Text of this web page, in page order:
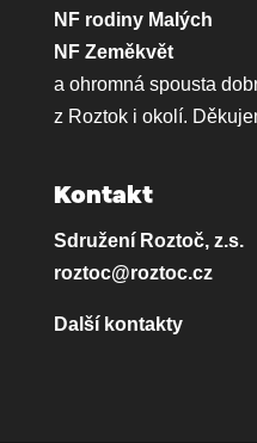
NF rodiny Malých
NF Zeměkvět
a ohromná spousta
z Roztok i okolí.
Kontakt
Sdružení Roztoč, z.s.
roztoc@roztoc.cz
Další kontakty